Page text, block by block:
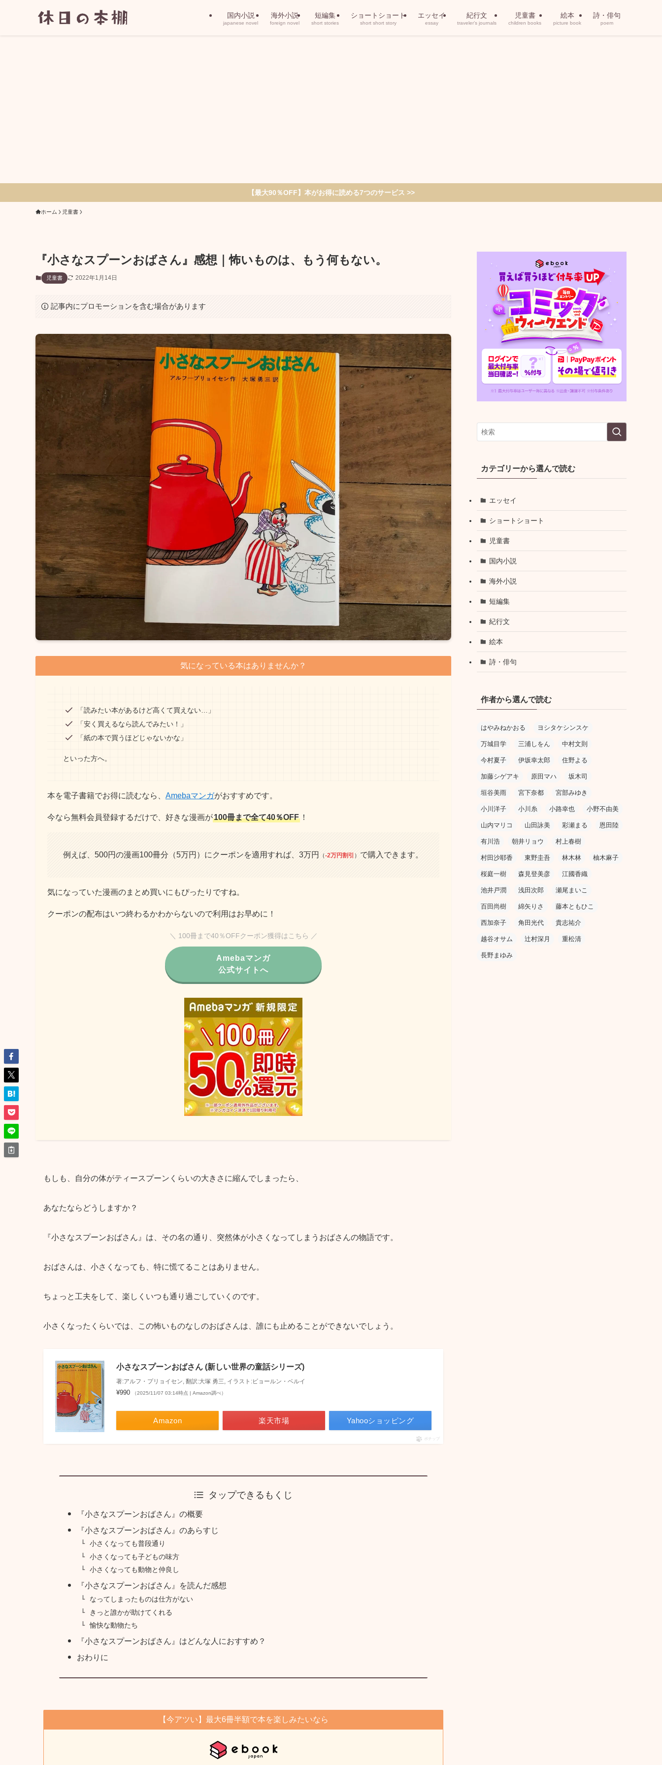
国内小説
japanese novel
海外小説
foreign novel
短編集
short stories
ショートショート
short short story
エッセイ
essay
紀行文
traveler’s journals
児童書
children books
絵本
picture book
詩・俳句
poem
【最大90％OFF】本がお得に読める7つのサービス >>
ホーム 児童書
『小さなスプーンおばさん』感想｜怖いものは、もう何もない。
児童書 2022年1月14日
記事内にプロモーションを含む場合があります
気になっている本はありませんか？
「読みたい本があるけど高くて買えない…」
「安く買えるなら読んでみたい！」
「紙の本で買うほどじゃないかな」
といった方へ。
本を電子書籍でお得に読むなら、 Amebaマンガがおすすめです。
今なら無料会員登録するだけで、好きな漫画が100冊まで全て40％OFF ！
例えば、500円の漫画100冊分（5万円）にクーポンを適用すれば、3万円 （-2万円割引 ） で購入できます。
気になっていた漫画のまとめ買いにもぴったりですね。
クーポンの配布はいつ終わるかわからないので利用はお早めに！
＼ 100冊まで40％OFFクーポン獲得はこちら ／
Amebaマンガ
公式サイトへ
もしも、自分の体がティースプーンくらいの大きさに縮んでしまったら、
あなたならどうしますか？
『小さなスプーンおばさん』は、その名の通り、突然体が小さくなってしまうおばさんの物語です。
おばさんは、小さくなっても、特に慌てることはありません。
ちょっと工夫をして、楽しくいつも通り過ごしていくのです。
小さくなったくらいでは、この怖いものなしのおばさんは、誰にも止めることができないでしょう。
小さなスプーンおばさん (新しい世界の童話シリーズ)
著:アルフ・プリョイセン, 翻訳:大塚 勇三, イラスト:ビョールン・ベルイ
¥990 （2025/11/07 03:14時点 | Amazon調べ）
Amazon 楽天市場 Yahooショッピング
ポチップ
タップできるもくじ
『小さなスプーンおばさん』の概要
『小さなスプーンおばさん』のあらすじ
小さくなっても普段通り
小さくなっても子どもの味方
小さくなっても動物と仲良し
『小さなスプーンおばさん』を読んだ感想
なってしまったものは仕方がない
きっと誰かが助けてくれる
愉快な動物たち
『小さなスプーンおばさん』はどんな人におすすめ？
おわりに
【今アツい】最大6冊半額で本を楽しみたいなら
カテゴリーから選んで読む
エッセイ
ショートショート
児童書
国内小説
海外小説
短編集
紀行文
絵本
詩・俳句
作者から選んで読む
はやみねかおる ヨシタケシンスケ
万城目学 三浦しをん 中村文則
今村夏子 伊坂幸太郎 住野よる
加藤シゲアキ 原田マハ 坂木司
垣谷美雨 宮下奈都 宮部みゆき
小川洋子 小川糸 小路幸也 小野不由美
山内マリコ 山田詠美 彩瀬まる 恩田陸
有川浩 朝井リョウ 村上春樹
村田沙耶香 東野圭吾 林木林 柚木麻子
桜庭一樹 森見登美彦 江國香織
池井戸潤 浅田次郎 瀬尾まいこ
百田尚樹 綿矢りさ 藤本ともひこ
西加奈子 角田光代 貴志祐介
越谷オサム 辻村深月 重松清
長野まゆみ